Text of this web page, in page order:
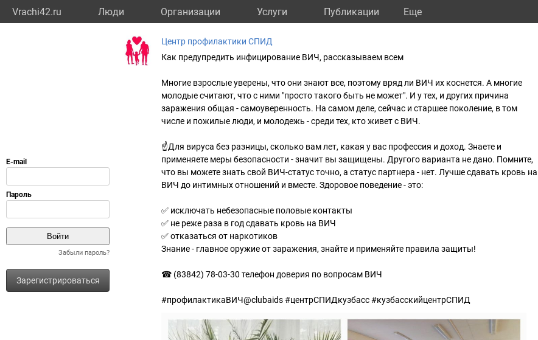
Vrachi42.ru Люди Организации Услуги Публикации Eще
Забыли пароль?
Зарегистрироваться
Центр профилактики СПИД
Как предупредить инфицирование ВИЧ, рассказываем всем
Многие взрослые уверены, что они знают все, поэтому вряд ли ВИЧ их коснется. А многие
молодые считают, что с ними "просто такого быть не может". И у тех, и других причина
заражения общая - самоуверенность. На самом деле, сейчас и старшее поколение, в том
числе и пожилые люди, и молодежь - среди тех, кто живет с ВИЧ.
☝Для вируса без разницы, сколько вам лет, какая у вас профессия и доход. Знаете и
применяете меры безопасности - значит вы защищены. Другого варианта не дано. Помните,
что вы можете знать свой ВИЧ-статус точно, а статус партнера - нет. Лучше сдавать кровь на
ВИЧ до интимных отношений и вместе. Здоровое поведение - это:
✅ исключать небезопасные половые контакты
✅ не реже раза в год сдавать кровь на ВИЧ
✅ отказаться от наркотиков
Знание - главное оружие от заражения, знайте и применяйте правила защиты!
☎ (83842) 78-03-30 телефон доверия по вопросам ВИЧ
#профилактикаВИЧ@clubaids #центрСПИДкузбасс #кузбасскийцентрСПИД